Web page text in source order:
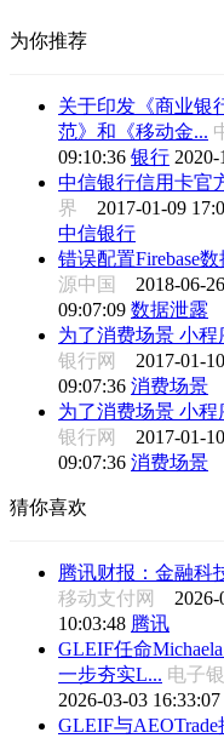
为你推荐
关于印发《商业银
范》和《移动金...
09:10:36 银行 2020-
中信银行信用卡官
界 2017-01-09
中信银行
错误配置Firebase
源中国 2018-06-
09:07:09 数据泄露
为了消费场景 小
银行网 2017-01-
09:07:36 消费场景
为了消费场景 小
银行网 2017-01-
09:07:36 消费场景
猜你喜欢
腾讯财报：金融科
移动支付网 2026-
10:03:48 腾讯
GLEIF任命
一步夯实L... 电子
2026-03-03 16:33:07
GLEIF与